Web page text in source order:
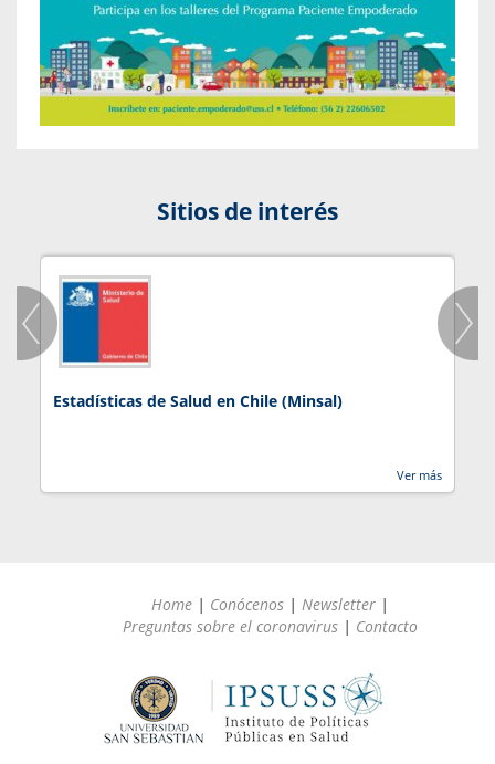
Sitios de interés
Estadísticas de Salud en Chile (Minsal)
Ver más
Home | Conócenos | Newsletter |
Preguntas sobre el coronavirus | Contacto